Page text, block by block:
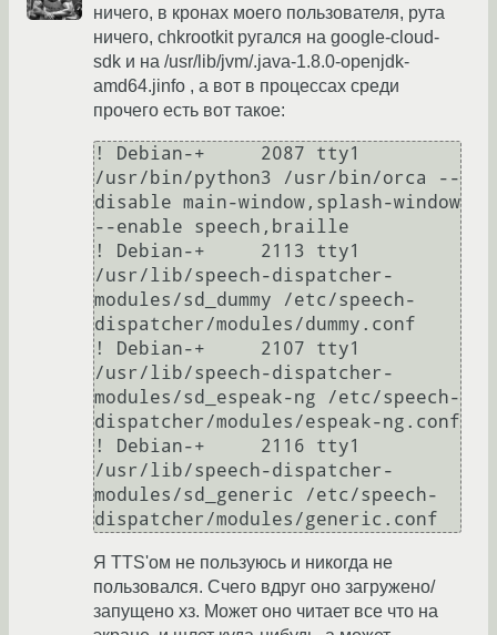
ничего, в кронах моего пользователя, рута
ничего, chkrootkit ругался на google-cloud-
sdk и на /usr/lib/jvm/.java-1.8.0-openjdk-
amd64.jinfo , а вот в процессах среди
прочего есть вот такое:
! Debian-+     2087 tty1
/usr/bin/python3 /usr/bin/orca --
disable main-window,splash-window
--enable speech,braille
! Debian-+     2113 tty1
/usr/lib/speech-dispatcher-
modules/sd_dummy /etc/speech-
dispatcher/modules/dummy.conf
! Debian-+     2107 tty1
/usr/lib/speech-dispatcher-
modules/sd_espeak-ng /etc/speech-
dispatcher/modules/espeak-ng.conf
! Debian-+     2116 tty1
/usr/lib/speech-dispatcher-
modules/sd_generic /etc/speech-
Я TTS'ом не пользуюсь и никогда не
пользовался. Счего вдруг оно загружено/
запущено хз. Может оно читает все что на